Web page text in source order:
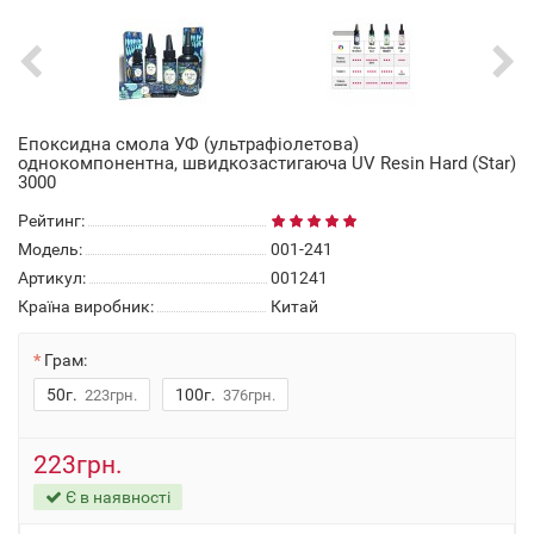
Епоксидна смола УФ (ультрафіолетова)
однокомпонентна, швидкозастигаюча UV Resin Hard (Star)
3000
Рейтинг:
Модель:
001-241
Артикул:
001241
Країна виробник:
Китай
Грам:
50г. 223грн. 100г. 376грн.
223грн.
Є в наявності